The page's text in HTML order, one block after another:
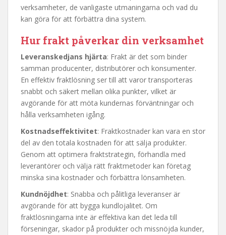
verksamheter, de vanligaste utmaningarna och vad du
kan göra för att förbättra dina system.
Hur frakt påverkar din verksamhet
Leveranskedjans hjärta: Frakt är det som binder
samman producenter, distributörer och konsumenter.
En effektiv fraktlösning ser till att varor transporteras
snabbt och säkert mellan olika punkter, vilket är
avgörande för att möta kundernas förväntningar och
hålla verksamheten igång.
Kostnadseffektivitet: Fraktkostnader kan vara en stor
del av den totala kostnaden för att sälja produkter.
Genom att optimera fraktstrategin, förhandla med
leverantörer och välja rätt fraktmetoder kan företag
minska sina kostnader och förbättra lönsamheten.
Kundnöjdhet: Snabba och pålitliga leveranser är
avgörande för att bygga kundlojalitet. Om
fraktlösningarna inte är effektiva kan det leda till
förseningar, skador på produkter och missnöjda kunder,